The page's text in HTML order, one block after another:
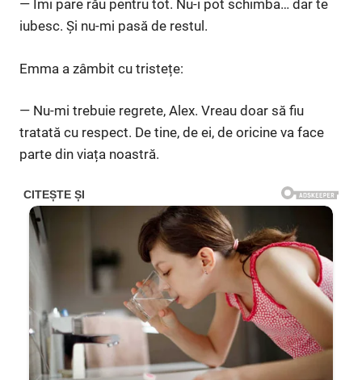
— Îmi pare rău pentru tot. Nu-i pot schimba… dar te
iubesc. Și nu-mi pasă de restul.
Emma a zâmbit cu tristețe:
— Nu-mi trebuie regrete, Alex. Vreau doar să fiu
tratată cu respect. De tine, de ei, de oricine va face
parte din viața noastră.